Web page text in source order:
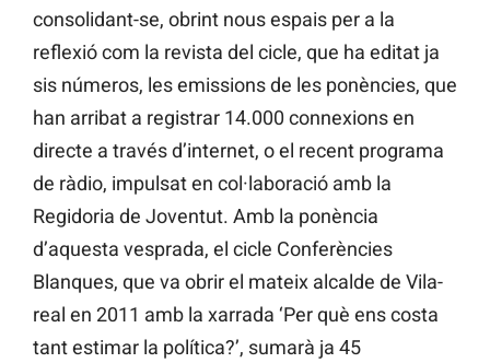
consolidant-se, obrint nous espais per a la
reflexió com la revista del cicle, que ha editat ja
sis números, les emissions de les ponències, que
han arribat a registrar 14.000 connexions en
directe a través d’internet, o el recent programa
de ràdio, impulsat en col·laboració amb la
Regidoria de Joventut. Amb la ponència
d’aquesta vesprada, el cicle Conferències
Blanques, que va obrir el mateix alcalde de Vila-
real en 2011 amb la xarrada ‘Per què ens costa
tant estimar la política?’, sumarà ja 45